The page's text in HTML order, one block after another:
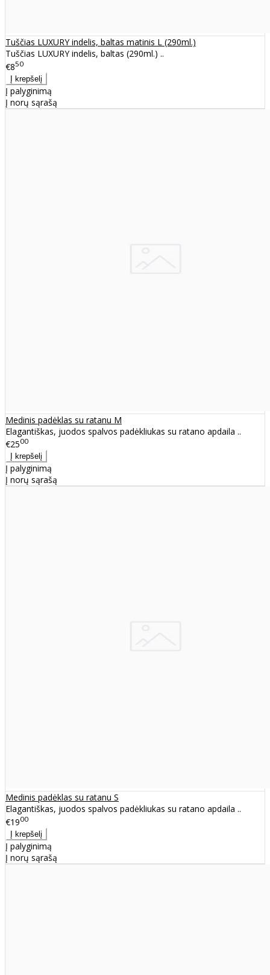
Tuščias LUXURY indelis, baltas matinis L (290ml.)
Tuščias LUXURY indelis, baltas (290ml.) ..
€850
Į palyginimą
Į norų sąrašą
Medinis padėklas su ratanu M
Elagantiškas, juodos spalvos padėkliukas su ratano apdaila ..
€2500
Į palyginimą
Į norų sąrašą
Medinis padėklas su ratanu S
Elagantiškas, juodos spalvos padėkliukas su ratano apdaila ..
€1900
Į palyginimą
Į norų sąrašą